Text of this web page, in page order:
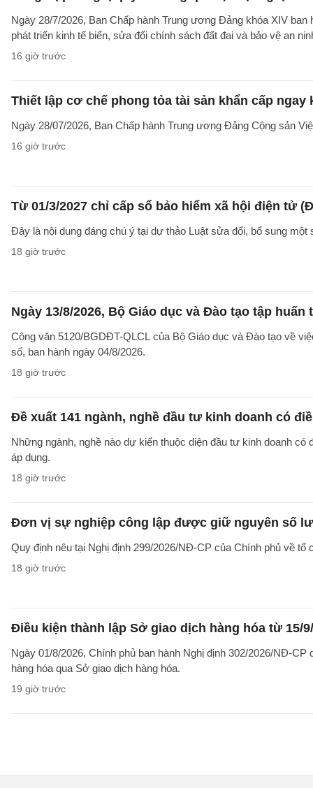
Ngày 28/7/2026, Ban Chấp hành Trung ương Đảng khóa XIV
phát triển kinh tế biển, sửa đổi chính sách đất đai và bảo vệ an
16 giờ trước
Thiết lập cơ chế phong tỏa tài sản khẩn cấp
Ngày 28/07/2026, Ban Chấp hành Trung ương Đảng Cộng sản
16 giờ trước
Từ 01/3/2027 chỉ cấp sổ bảo hiểm xã hội điện tử
Đây là nội dung đáng chú ý tại dự thảo Luật sửa đổi, bổ sung
18 giờ trước
Ngày 13/8/2026, Bộ Giáo dục và Đào tạo tập
Công văn 5120/BGDĐT-QLCL của Bộ Giáo dục và Đào tạo về
số, ban hành ngày 04/8/2026.
18 giờ trước
Đề xuất 141 ngành, nghề đầu tư kinh doanh có
Những ngành, nghề nào dự kiến thuộc diện đầu tư kinh doanh
áp dụng.
18 giờ trước
Đơn vị sự nghiệp công lập được giữ nguyên số
Quy định nêu tại Nghị định 299/2026/NĐ-CP của Chính phủ về
18 giờ trước
Điều kiện thành lập Sở giao dịch hàng hóa từ 15/
Ngày 01/8/2026, Chính phủ ban hành Nghị định 302/2026/NĐ-
hàng hóa qua Sở giao dịch hàng hóa.
19 giờ trước